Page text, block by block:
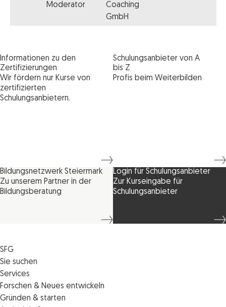
Moderator
Coaching
GmbH
Informationen zu den
Zertifizierungen
Wir fördern nur Kurse von
zertifizierten
Schulungsanbietern.
Schulungsanbieter von A
bis Z
Profis beim Weiterbilden
Bildungsnetzwerk Steiermark
Zu unserem Partner in der
Bildungsberatung
Login für Schulungsanbieter
Zur Kurseingabe für
Schulungsanbieter
SFG
Die SFG
Jobs
Medienservice
Informiert bleiben
Sie suchen
Förderungen
Finanzierungen
Standortentwicklung
Services
Veranstaltungen
News
Forschen & Neues entwickeln
Standortcoaching
Gründen & starten